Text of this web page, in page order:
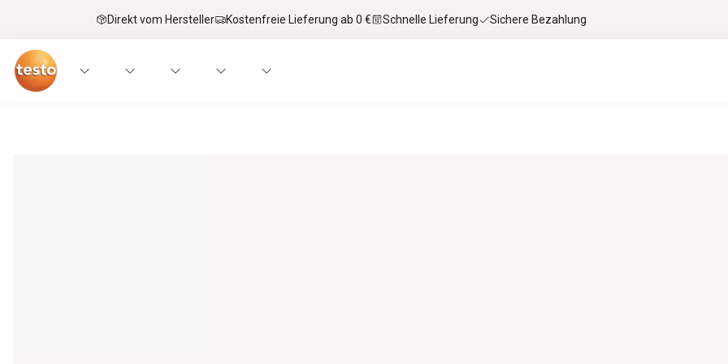
Direkt vom Hersteller Kostenfreie Lieferung ab 0 € Schnelle Lieferung Sichere Bezahlung